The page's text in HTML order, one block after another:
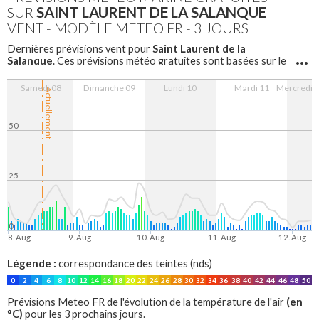
SUR SAINT LAURENT DE LA SALANQUE -
VENT - MODÈLE METEO FR - 3 JOURS
Dernières prévisions vent pourSaint Laurent de la
Salanque. Ces prévisions météo gratuites sont basées sur le
pour les 3 prochains jours avec un pas d'une heure.
Actuellement
Samedi 08 Dimanche 09 Lundi 10 Mardi 11 Mercredi
8. Aug 9. Aug 10. Aug 11. Aug 12. Aug
0
25
50
Légende : correspondance des teintes (nds)
0 2 4 6 8 10 12 14 16 18 20 22 24 26 28 30 32 34 36 38 40 42 44 46 48 50
Prévisions Meteo FR de l'évolution de la température de l'air (en
°C) pour les 3 prochains jours.